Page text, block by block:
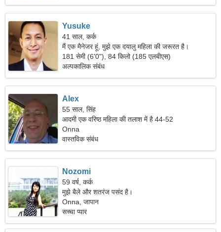
Yusuke
41 साल, कर्क
मैं एक मैनेजर हूं, मुझे एक दयालु महिला की जरूरत है।
181 सेमी (6'0"), 84 किलो (185 एलबीएस)
अल्पकालिक संबंध
Alex
55 साल, सिंह
आदमी एक वरिष्ठ महिला की तलाश में है 44-52
Onna
वास्तविक संबंध
Nozomi
59 वर्ष, कर्क
मुझे बैले और शतरंज पसंद है।
Onna, जापान
सच्चा प्यार